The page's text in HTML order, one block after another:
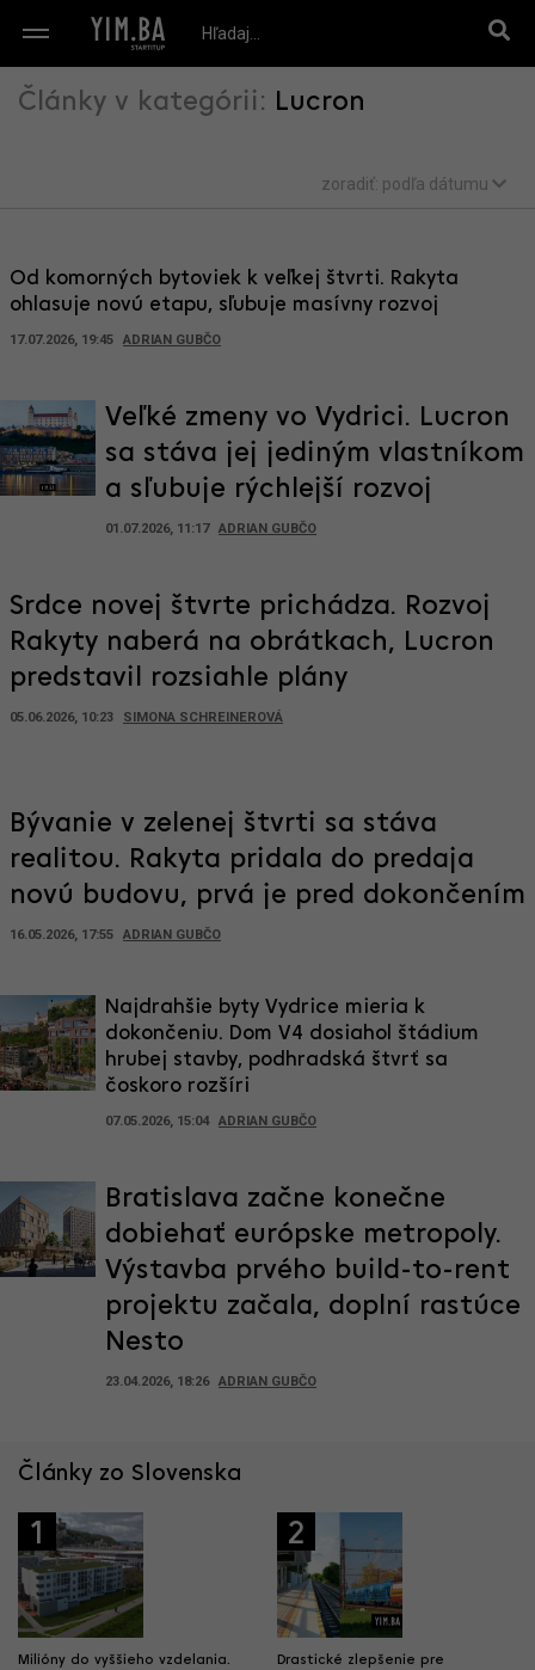
Články v kategórii: Lucron
zoradiť: podľa dátumu
Od komorných bytoviek k veľkej štvrti. Rakyta
ohlasuje novú etapu, sľubuje masívny rozvoj
17.07.2026, 19:45 ADRIAN GUBČO
Veľké zmeny vo Vydrici. Lucron
sa stáva jej jediným vlastníkom
a sľubuje rýchlejší rozvoj
01.07.2026, 11:17 ADRIAN GUBČO
Srdce novej štvrte prichádza. Rozvoj
Rakyty naberá na obrátkach, Lucron
predstavil rozsiahle plány
05.06.2026, 10:23 SIMONA SCHREINEROVÁ
Bývanie v zelenej štvrti sa stáva
realitou. Rakyta pridala do predaja
novú budovu, prvá je pred dokončením
16.05.2026, 17:55 ADRIAN GUBČO
Najdrahšie byty Vydrice mieria k
dokončeniu. Dom V4 dosiahol štádium
hrubej stavby, podhradská štvrť sa
čoskoro rozšíri
07.05.2026, 15:04 ADRIAN GUBČO
Bratislava začne konečne
dobiehať európske metropoly.
Výstavba prvého build-to-rent
projektu začala, doplní rastúce
Nesto
23.04.2026, 18:26 ADRIAN GUBČO
Články zo Slovenska
1
Milióny do vyššieho vzdelania.
2
Drastické zlepšenie pre